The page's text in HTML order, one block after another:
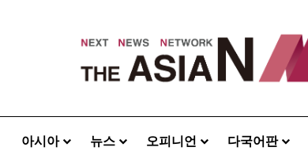
아시아 뉴스 오피니언 다국어판